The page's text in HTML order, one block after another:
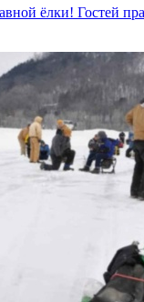
ёлки! Гостей